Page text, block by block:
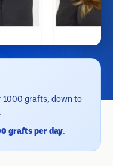
1000 grafts, down to
grafts per day.